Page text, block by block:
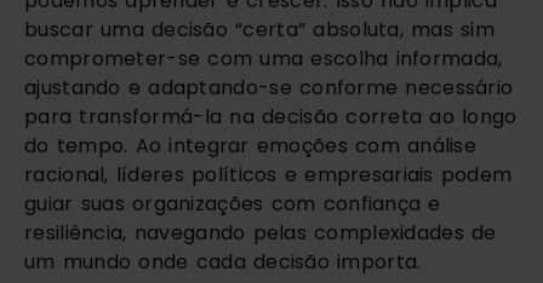
buscar uma decisão “certa” absoluta, mas sim
comprometer-se com uma escolha informada,
ajustando e adaptando-se conforme necessário
para transformá-la na decisão correta ao longo
do tempo. Ao integrar emoções com análise
racional, líderes políticos e empresariais podem
guiar suas organizações com confiança e
resiliência, navegando pelas complexidades de
um mundo onde cada decisão importa.